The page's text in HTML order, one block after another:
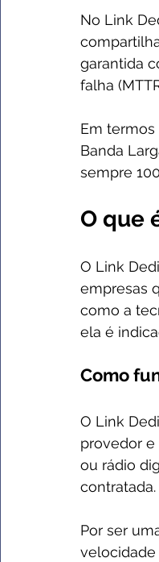
No Link
garantida
falha
Em
Banda
sempre
O que
O Link
empresas
como a
ela é
Como
O Link
provedor e
ou rádio
contratada.
Por ser
velocidade